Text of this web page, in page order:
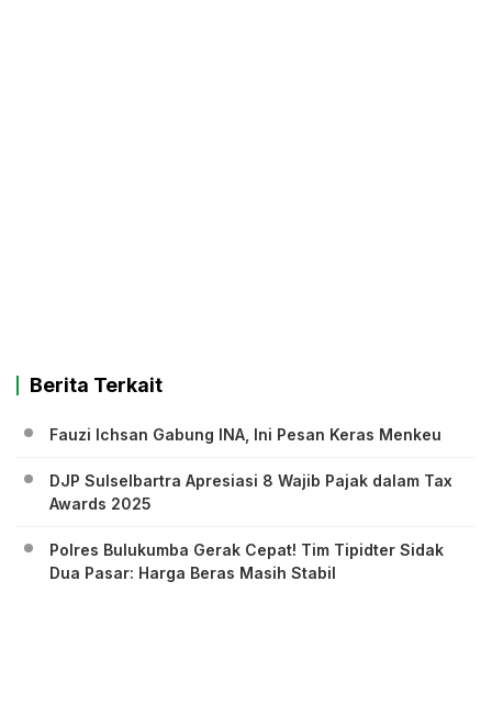
Berita Terkait
Fauzi Ichsan Gabung INA, Ini Pesan Keras Menkeu
DJP Sulselbartra Apresiasi 8 Wajib Pajak dalam Tax
Awards 2025
Polres Bulukumba Gerak Cepat! Tim Tipidter Sidak
Dua Pasar: Harga Beras Masih Stabil